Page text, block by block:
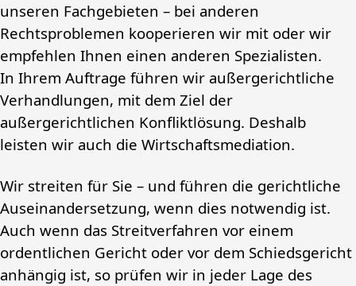
unseren Fachgebieten – bei anderen
Rechtsproblemen kooperieren wir mit oder wir
empfehlen Ihnen einen anderen Spezialisten.
In Ihrem Auftrage führen wir außergerichtliche
Verhandlungen, mit dem Ziel der
außergerichtlichen Konfliktlösung. Deshalb
leisten wir auch die Wirtschaftsmediation.
Wir streiten für Sie – und führen die gerichtliche
Auseinandersetzung, wenn dies notwendig ist.
Auch wenn das Streitverfahren vor einem
ordentlichen Gericht oder vor dem Schiedsgericht
anhängig ist, so prüfen wir in jeder Lage des